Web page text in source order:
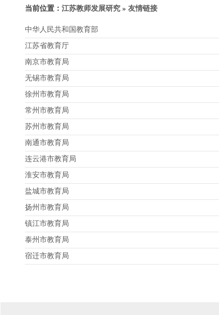
当前位置： 江苏教师发展研究 » 友情链接
中华人民共和国教育部
江苏省教育厅
南京市教育局
无锡市教育局
徐州市教育局
常州市教育局
苏州市教育局
南通市教育局
连云港市教育局
淮安市教育局
盐城市教育局
扬州市教育局
镇江市教育局
泰州市教育局
宿迁市教育局